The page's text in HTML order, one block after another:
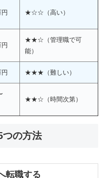
★☆☆（高い）
★★☆（管理職で可
能）
★★★（難しい）
★★☆（時間次第）
つの方法
転職する